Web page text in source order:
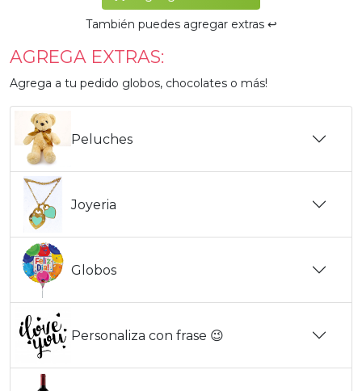
También puedes agregar extras ↩️
AGREGA EXTRAS:
Agrega a tu pedido globos, chocolates o más!
Peluches
Joyeria
Globos
Personaliza con frase 😉